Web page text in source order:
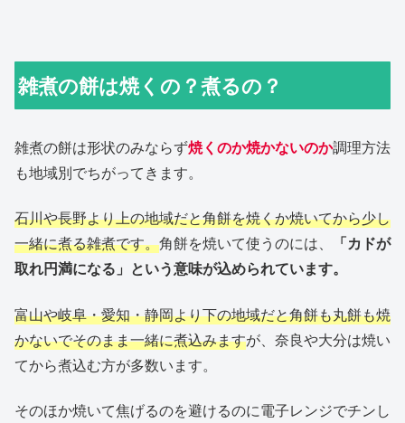
雑煮の餅は焼くの？煮るの？
雑煮の餅は形状のみならず焼くのか焼かないのか調理方法
も地域別でちがってきます。
石川や長野より上の地域だと角餅を焼くか焼いてから少し
一緒に煮る雑煮です。角餅を焼いて使うのには、
「カドが
取れ円満になる」という意味が込められています。
富山や岐阜・愛知・静岡より下の地域だと角餅も丸餅も焼
かないでそのまま一緒に煮込みますが、奈良や大分は焼い
てから煮込む方が多数います。
そのほか焼いて焦げるのを避けるのに電子レンジでチンし